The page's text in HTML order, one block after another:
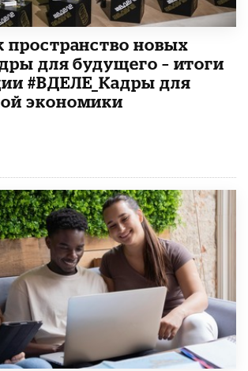
пространство новых
для будущего – итоги
#ВДЕЛЕ_Кадры для
экономики